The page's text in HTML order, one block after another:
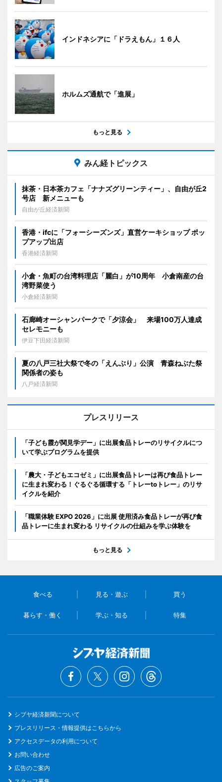
インドネシアに「ドラえもん」１６人
ホルムズ通航で「進展」
もっと見る
みん経トピックス
抹茶・日本茶カフェ「ナナズグリーンティー」、自由が丘2
号店 新メニューも
自由が丘経済新聞
香港・ifcに「フォーシーズンズ」直営ケーキショップ ポッ
プアップ出店
香港経済新聞
小倉・魚町の台湾料理店「麗白」が10周年 小倉南産の台
湾野菜使う
小倉経済新聞
石廊崎オーシャンパークで「夕涼会」 来場100万人達成
セレモニーも
伊豆下田経済新聞
夏の八戸三社大祭で冬の「えんぶり」公演 青森ねぶた祭
関係者の姿も
八戸経済新聞
プレスリリース
「子ども霞が関見学デー」に出展食品トレーのリサイクルにつ
いて学ぶプログラムを提供
「農大・子どもエコゼミ」に出展食品トレーは再び食品トレー
に生まれ変わる！ぐるぐる循環する「トレーtoトレー」のリサ
イクルを紹介
「職業体験 EXPO 2026」に出展 使用済み食品トレーが再び食
品トレーに生まれ変わる リサイクルの仕組みを学ぶ体験を
もっと見る
食べる 見る・遊ぶ 買う
暮らす・働く 学ぶ・知る 特集
シブヤ経済新聞について
プレスリリース・情報提供はこちらから
アクセスデータの利用について
お問い合わせ
広告のご案内